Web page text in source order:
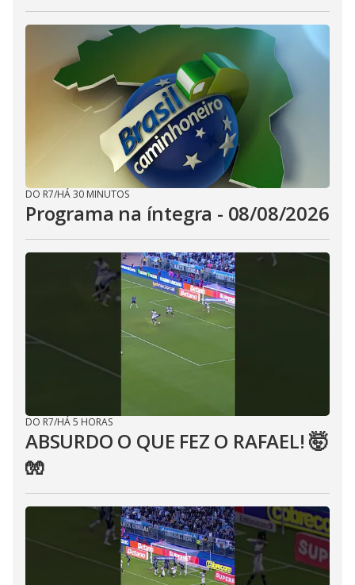
DO R7/HÁ 30 MINUTOS
Programa na íntegra - 08/08/2026
DO R7/HÁ 5 HORAS
ABSURDO O QUE FEZ O RAFAEL! 🤯
🧤